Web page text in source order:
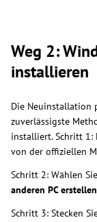
Weg 2:
installieren
Die Neuinstallation
zuverlässigste
installiert. Schritt 1:
von der offiziellen
Schritt 2: Wählen
anderen PC erstellen
Schritt 3: Stecken